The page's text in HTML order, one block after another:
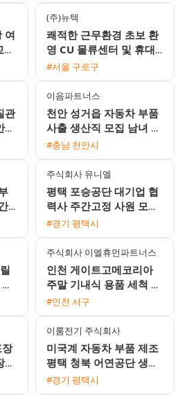
여
(주)뉴텍
쾌적한 근무환경 초보 환
영 CU 물류센터 및 휴대
폰 부품 생산 모집 당일지
#서울 구로구
관
이음파트너스
천안 성거읍 자동차 부품
사출 생산직 모집 남녀 45
세 이하 F비자 H2 가능 기
#충남 천안시
주식회사 유니엘
평택 포승공단 대기업 협
력사 주간고정 사원 모집
월 350만원 이상 가능 및
#경기 평택시
주식회사 이엘휴먼파트너스
인천 게이트고메코리아
주말 기내식 용품 세척 및
집기 이동 근무자 채용 일
#인천 서구
이룸전기 주식회사
미국계 자동차 부품 제조
평택 청북 어연공단 생산
및 조립 사원 모집 (주간
#경기 평택시